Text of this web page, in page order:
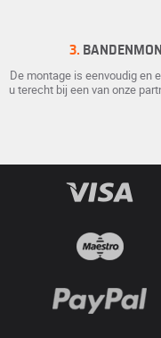
3.
De montage is eenvoudig en
u terecht bij een van onze